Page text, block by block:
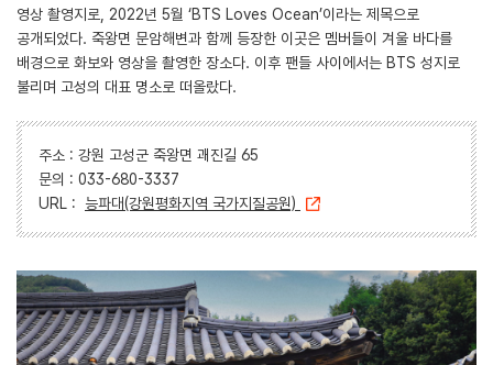
영상 촬영지로, 2022년 5월 ‘BTS Loves Ocean’이라는 제목으로
공개되었다. 죽왕면 문암해변과 함께 등장한 이곳은 멤버들이 겨울 바다를
배경으로 화보와 영상을 촬영한 장소다. 이후 팬들 사이에서는 BTS 성지로
불리며 고성의 대표 명소로 떠올랐다.
주소 : 강원 고성군 죽왕면 괘진길 65
문의 : 033-680-3337
URL : 능파대(강원평화지역 국가지질공원)